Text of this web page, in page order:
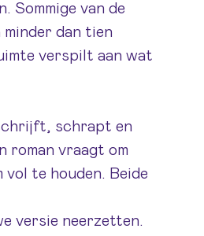
Sommige van de
dan tien
verspilt aan wat
schrapt en
roman vraagt om
vol te houden. Beide
versie neerzetten.